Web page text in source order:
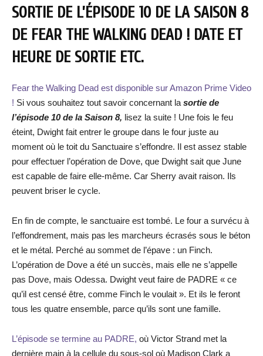
SORTIE DE L’ÉPISODE 10 DE LA SAISON 8
DE FEAR THE WALKING DEAD ! DATE ET
HEURE DE SORTIE ETC.
Fear the Walking Dead est disponible sur Amazon Prime Video
! Si vous souhaitez tout savoir concernant la sortie de
l’épisode 10 de la Saison 8, lisez la suite ! Une fois le feu
éteint, Dwight fait entrer le groupe dans le four juste au
moment où le toit du Sanctuaire s’effondre. Il est assez stable
pour effectuer l’opération de Dove, que Dwight sait que June
est capable de faire elle-même. Car Sherry avait raison. Ils
peuvent briser le cycle.
En fin de compte, le sanctuaire est tombé. Le four a survécu à
l’effondrement, mais pas les marcheurs écrasés sous le béton
et le métal. Perché au sommet de l’épave : un Finch.
L’opération de Dove a été un succès, mais elle ne s’appelle
pas Dove, mais Odessa. Dwight veut faire de PADRE « ce
qu’il est censé être, comme Finch le voulait ». Et ils le feront
tous les quatre ensemble, parce qu’ils sont une famille.
L’épisode se termine au PADRE, où Victor Strand met la
dernière main à la cellule du sous-sol où Madison Clark a